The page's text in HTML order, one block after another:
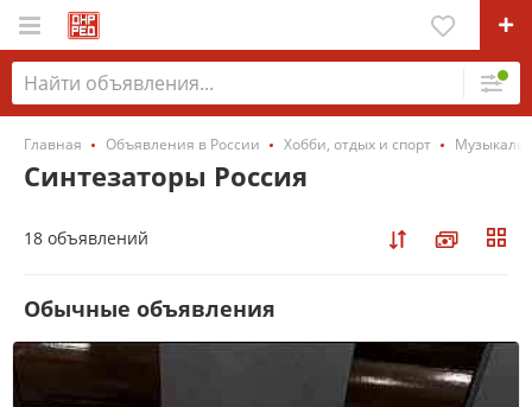
Главная Объявления в России Хобби, отдых и спорт
Синтезаторы Россия
18 объявлений
Обычные объявления